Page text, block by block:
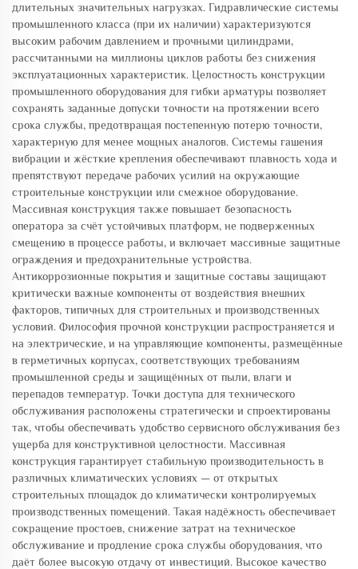
длительных значительных нагрузках. Гидравлические системы
промышленного класса (при их наличии) характеризуются
высоким рабочим давлением и прочными цилиндрами,
рассчитанными на миллионы циклов работы без снижения
эксплуатационных характеристик. Целостность конструкции
промышленного оборудования для гибки арматуры позволяет
сохранять заданные допуски точности на протяжении всего
срока службы, предотвращая постепенную потерю точности,
характерную для менее мощных аналогов. Системы гашения
вибрации и жёсткие крепления обеспечивают плавность хода и
препятствуют передаче рабочих усилий на окружающие
строительные конструкции или смежное оборудование.
Массивная конструкция также повышает безопасность
оператора за счёт устойчивых платформ, не подверженных
смещению в процессе работы, и включает массивные защитные
ограждения и предохранительные устройства.
Антикоррозионные покрытия и защитные составы защищают
критически важные компоненты от воздействия внешних
факторов, типичных для строительных и производственных
условий. Философия прочной конструкции распространяется и
на электрические, и на управляющие компоненты, размещённые
в герметичных корпусах, соответствующих требованиям
промышленной среды и защищённых от пыли, влаги и
перепадов температур. Точки доступа для технического
обслуживания расположены стратегически и спроектированы
так, чтобы обеспечивать удобство сервисного обслуживания без
ущерба для конструктивной целостности. Массивная
конструкция гарантирует стабильную производительность в
различных климатических условиях — от открытых
строительных площадок до климатически контролируемых
производственных помещений. Такая надёжность обеспечивает
сокращение простоев, снижение затрат на техническое
обслуживание и продление срока службы оборудования, что
даёт более высокую отдачу от инвестиций. Высокое качество